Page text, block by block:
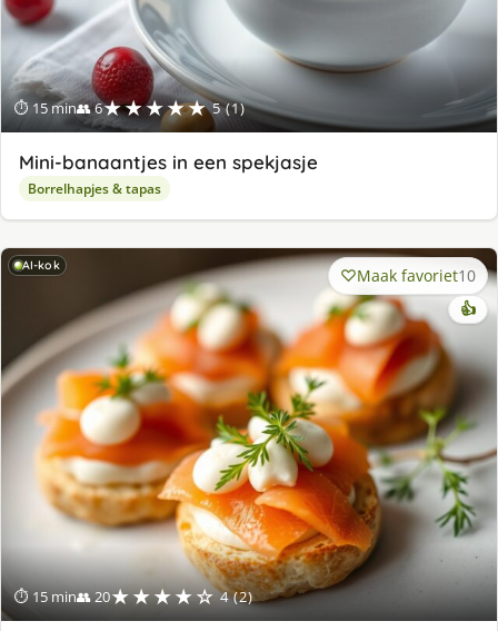
⏱ 15 min👥 6★★★★★ 5 (1)
Mini-banaantjes in een spekjasje
Borrelhapjes & tapas
AI-kok
⏱ 15 min👥 20★★★★☆ 4 (2)
Maak favoriet10
👍